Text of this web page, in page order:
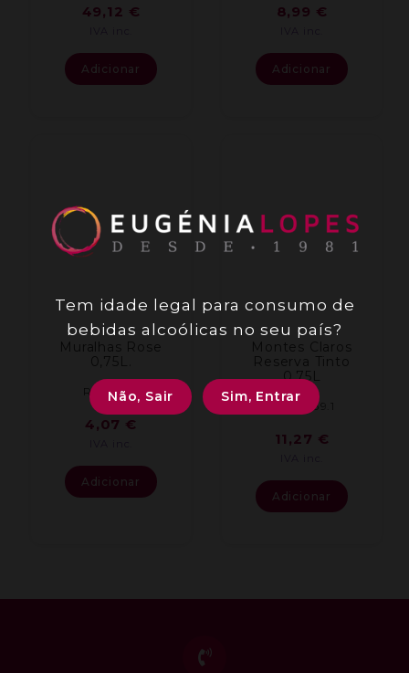
49,12 €
Adicionar
8,99 €
Adicionar
Muralhas Rose
0,75L.
REF: 1793
4,07 €
Adicionar
Montes Claros
Reserva Tinto
0,75L
REF: 0189.1
11,27 €
Adicionar
Tem idade legal para consumo de
bebidas alcoólicas no seu país?
Não, Sair Sim, Entrar